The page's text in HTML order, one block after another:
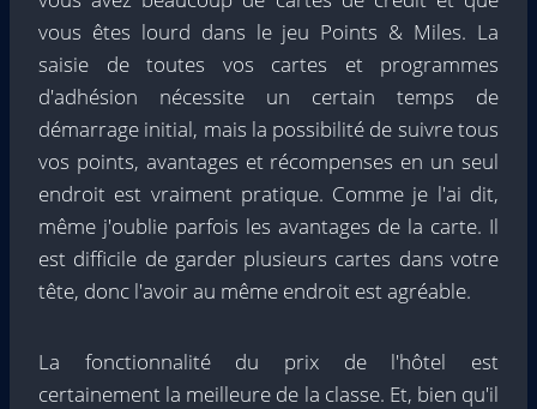
vous êtes lourd dans le jeu Points & Miles. La
saisie de toutes vos cartes et programmes
d'adhésion nécessite un certain temps de
démarrage initial, mais la possibilité de suivre tous
vos points, avantages et récompenses en un seul
endroit est vraiment pratique. Comme je l'ai dit,
même j'oublie parfois les avantages de la carte. Il
est difficile de garder plusieurs cartes dans votre
tête, donc l'avoir au même endroit est agréable.
La fonctionnalité du prix de l'hôtel est
certainement la meilleure de la classe. Et, bien qu'il